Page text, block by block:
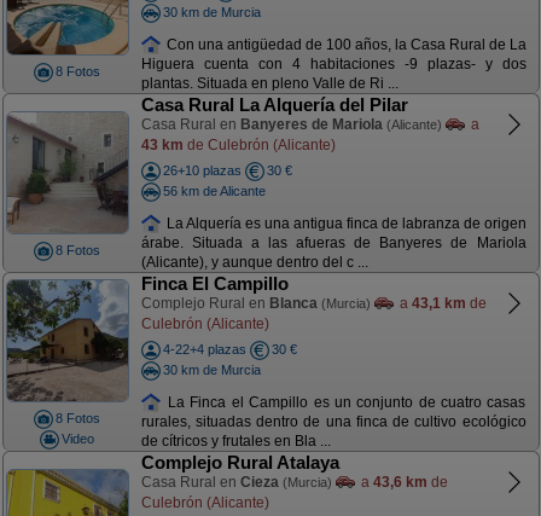
8 Fotos
30 km de Murcia
Con una antigüedad de 100 años, la Casa Rural de La
Higuera cuenta con 4 habitaciones -9 plazas- y dos
plantas. Situada en pleno Valle de Ri ...
8 Fotos
Casa Rural La Alquería del Pilar
Casa Rural en Banyeres de Mariola (Alicante)
a
43 km de Culebrón (Alicante)
26+10 plazas
30 €
56 km de Alicante
La Alquería es una antigua finca de labranza de origen
árabe. Situada a las afueras de Banyeres de Mariola
(Alicante), y aunque dentro del c ...
8 Fotos
Video
Finca El Campillo
Complejo Rural en Blanca (Murcia) a 43,1 km de
Culebrón (Alicante)
4-22+4 plazas
30 €
30 km de Murcia
La Finca el Campillo es un conjunto de cuatro casas
rurales, situadas dentro de una finca de cultivo ecológico
de cítricos y frutales en Bla ...
Complejo Rural Atalaya
Casa Rural en Cieza (Murcia) a 43,6 km de
Culebrón (Alicante)